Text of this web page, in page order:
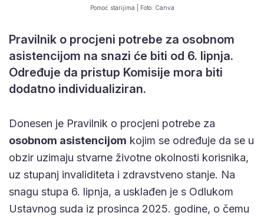
Pomoć starijima | Foto: Canva
Pravilnik o procjeni potrebe za osobnom
asistencijom na snazi će biti od 6. lipnja.
Određuje da pristup Komisije mora biti
dodatno individualiziran.
Donesen je Pravilnik o procjeni potrebe za
osobnom asistencijom kojim se određuje da se u
obzir uzimaju stvarne životne okolnosti korisnika,
uz stupanj invaliditeta i zdravstveno stanje. Na
snagu stupa 6. lipnja, a usklađen je s Odlukom
Ustavnog suda iz prosinca 2025. godine, o čemu